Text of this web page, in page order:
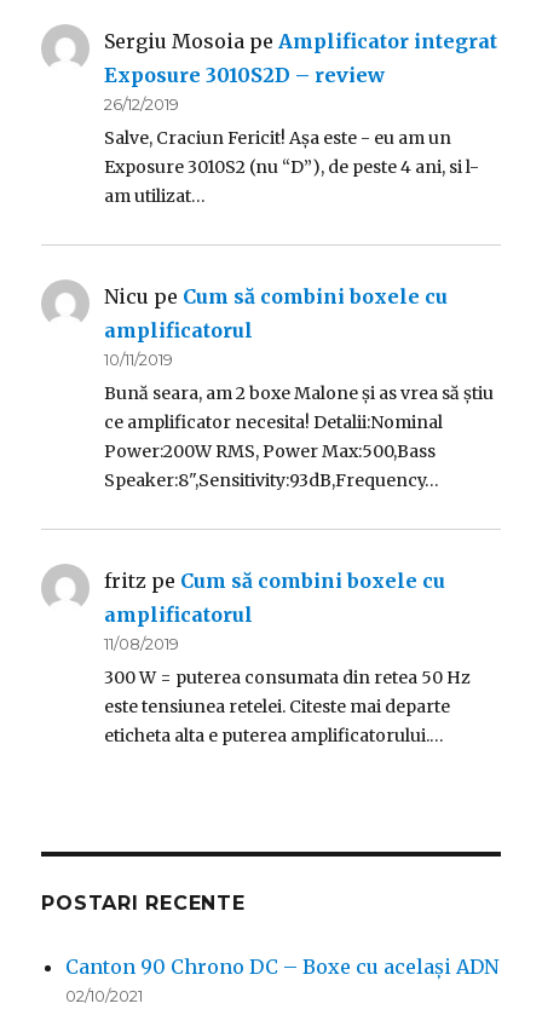
Sergiu Mosoia peAmplificator integrat
Exposure 3010S2D – review
26/12/2019
Salve, Craciun Fericit! Așa este - eu am un
Exposure 3010S2 (nu “D”), de peste 4 ani, si l-
am utilizat…
Nicu pe Cum să combini boxele cu
amplificatorul
10/11/2019
Bună seara, am 2 boxe Malone și as vrea să știu
ce amplificator necesita! Detalii:Nominal
Power:200W RMS, Power Max:500,Bass
Speaker:8",Sensitivity:93dB,Frequency…
fritz pe Cum să combini boxele cu
amplificatorul
11/08/2019
300 W = puterea consumata din retea 50 Hz
este tensiunea retelei. Citeste mai departe
eticheta alta e puterea amplificatorului.…
POSTARI RECENTE
Canton 90 Chrono DC – Boxe cu același ADN
02/10/2021